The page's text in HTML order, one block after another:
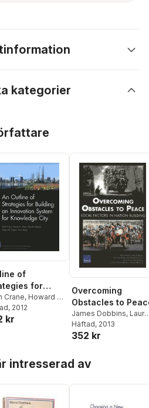
kategorier
of
for
an
System
City
Crane, Howard J.
,Shanthi Nataraj
W. Popper
, 2012
kr
Overcoming
Obstacles to
James Dobbins,
E. Miller ,Stephanie
Pezard,Christopher S.
Trenkov-Wermuth
Häftad, 2013
352 kr
intresserad av